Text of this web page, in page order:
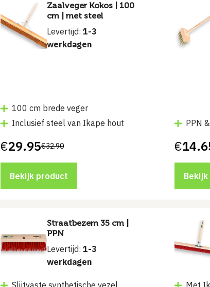
Zaalveger Kokos | 100
cm | met steel
Levertijd: 1-3
werkdagen
100 cm brede veger
Inclusief steel van Ikape hout
€32.90
Oorspronkelijke
was:
€32.90.
€29.95
Huidige
is:
€29.95.
Bekijk product
PPN
€
Straatbezem 35 cm |
PPN
Levertijd: 1-3
werkdagen
Slijtvaste synthetische vezel
Met